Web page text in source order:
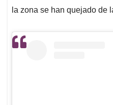
la zona se han quejado de